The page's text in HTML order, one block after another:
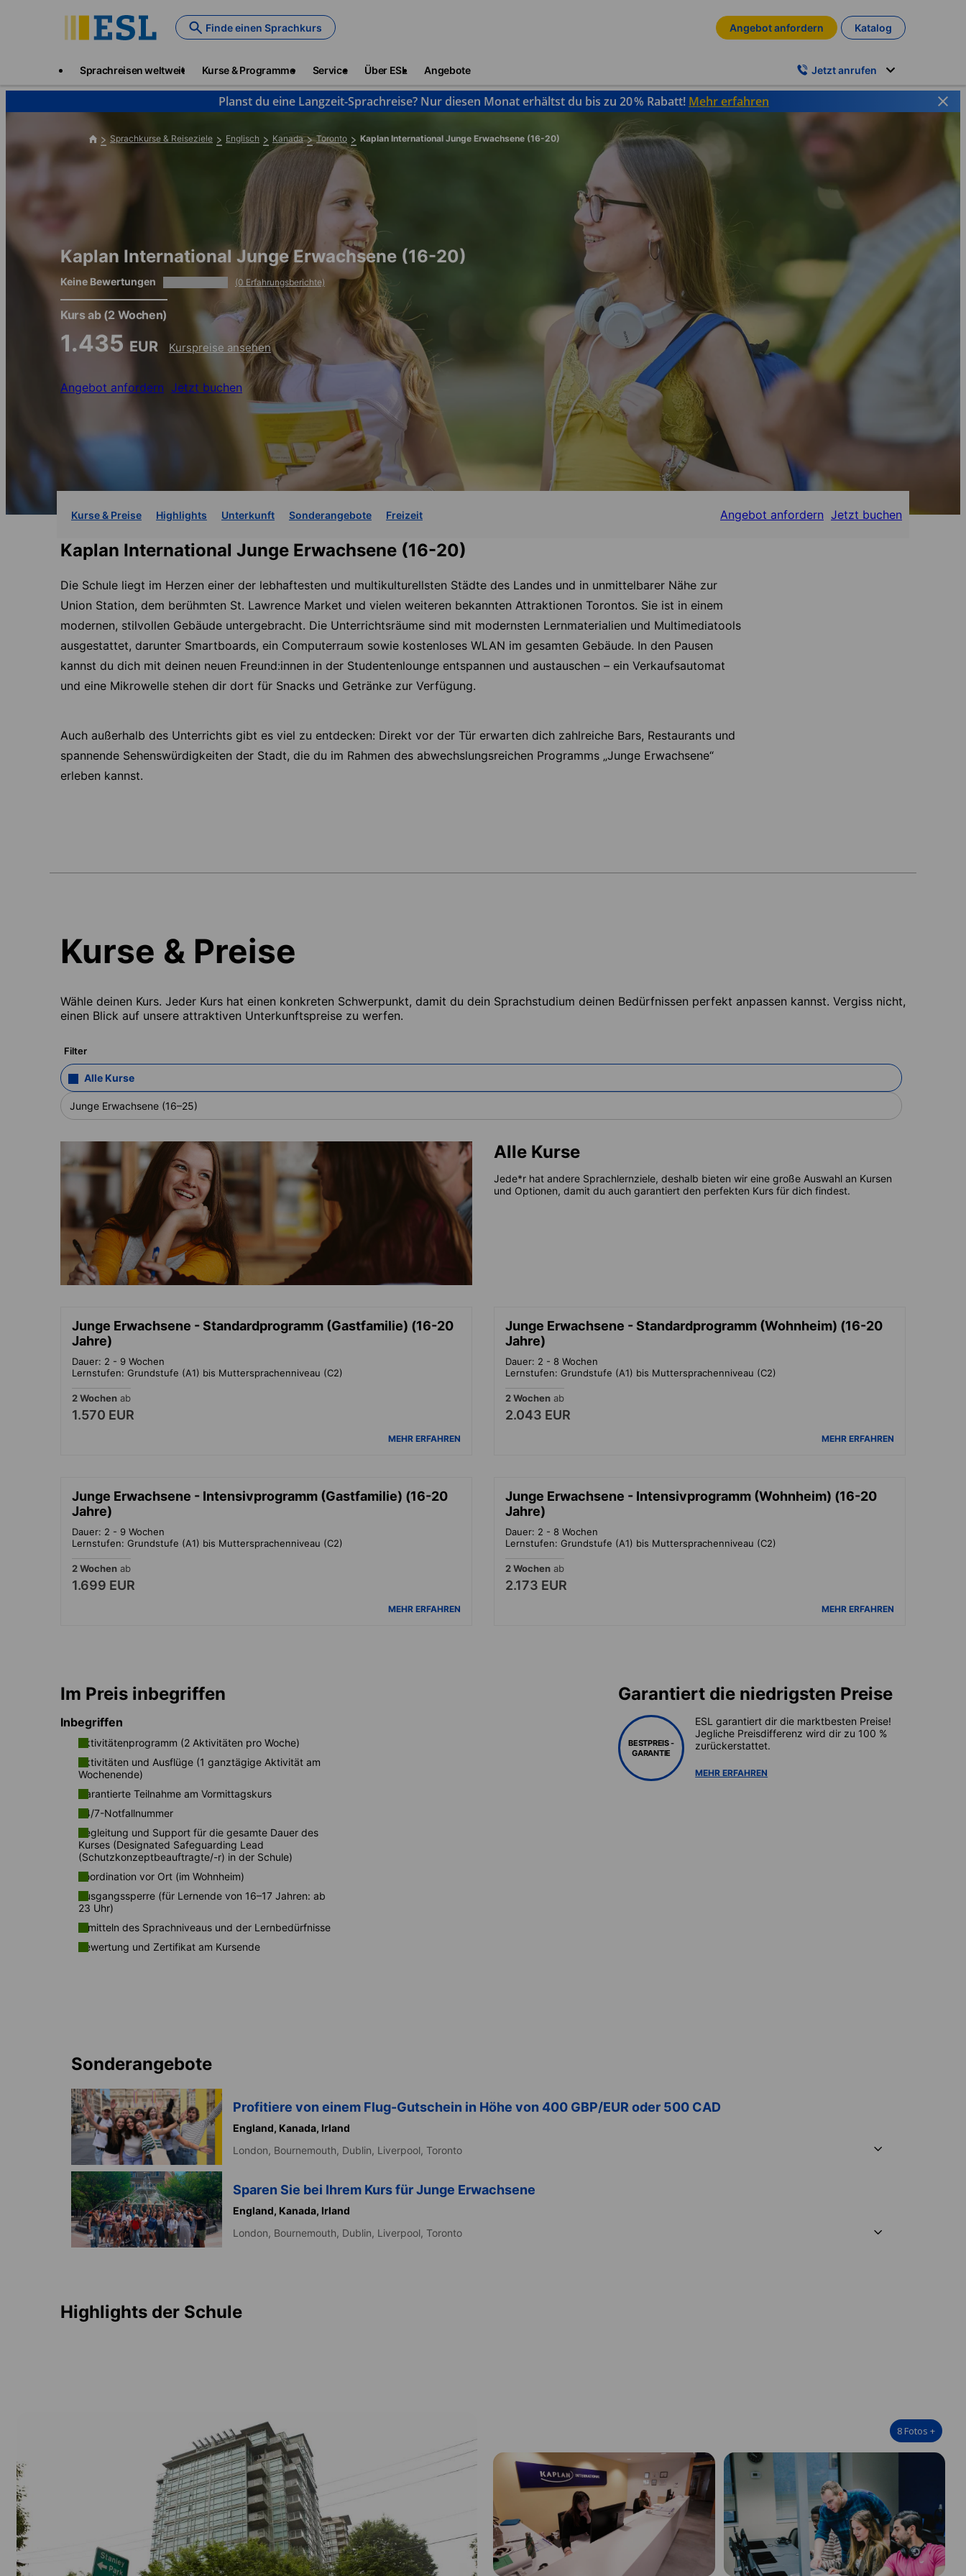
Finde einen Sprachkurs Angebot anfordern Katalog
Sprachreisen weltweit Kurse & Programme Service Über ESL Angebote Jetzt anrufen
Planst du eine Langzeit-Sprachreise? Nur diesen Monat erhältst du bis zu 20 % Rabatt! Mehr erfahren
Sprachkurse & Reiseziele Englisch Kanada Toronto Kaplan International Junge Erwachsene (16-20)
Kaplan International Junge Erwachsene (16-20)
Keine Bewertungen (0 Erfahrungsberichte)
Kurs ab (2 Wochen)
1.435 EUR Kurspreise ansehen
Angebot anfordern Jetzt buchen
Kurse & Preise Highlights Unterkunft Sonderangebote Freizeit Angebot anfordern Jetzt buchen
Kaplan International Junge Erwachsene (16-20)
Die Schule liegt im Herzen einer der lebhaftesten und multikulturellsten Städte des Landes und in unmittelbarer Nähe zur
Union Station, dem berühmten St. Lawrence Market und vielen weiteren bekannten Attraktionen Torontos. Sie ist in einem
modernen, stilvollen Gebäude untergebracht. Die Unterrichtsräume sind mit modernsten Lernmaterialien und Multimediatools
ausgestattet, darunter Smartboards, ein Computerraum sowie kostenloses WLAN im gesamten Gebäude. In den Pausen
kannst du dich mit deinen neuen Freund:innen in der Studentenlounge entspannen und austauschen – ein Verkaufsautomat
und eine Mikrowelle stehen dir dort für Snacks und Getränke zur Verfügung.
Auch außerhalb des Unterrichts gibt es viel zu entdecken: Direkt vor der Tür erwarten dich zahlreiche Bars, Restaurants und
spannende Sehenswürdigkeiten der Stadt, die du im Rahmen des abwechslungsreichen Programms „Junge Erwachsene“
erleben kannst.
Kurse & Preise
Wähle deinen Kurs. Jeder Kurs hat einen konkreten Schwerpunkt, damit du dein Sprachstudium deinen Bedürfnissen perfekt anpassen kannst. Vergiss nicht,
einen Blick auf unsere attraktiven Unterkunftspreise zu werfen.
Filter
Alle Kurse
Junge Erwachsene (16–25)
Alle Kurse
Jede*r hat andere Sprachlernziele, deshalb bieten wir eine große Auswahl an Kursen
und Optionen, damit du auch garantiert den perfekten Kurs für dich findest.
Junge Erwachsene - Standardprogramm (Gastfamilie) (16-20
Jahre)
Dauer: 2 - 9 Wochen
Lernstufen: Grundstufe (A1) bis Muttersprachenniveau (C2)
2 Wochen ab
1.570 EUR
MEHR ERFAHREN
Junge Erwachsene - Standardprogramm (Wohnheim) (16-20
Jahre)
Dauer: 2 - 8 Wochen
Lernstufen: Grundstufe (A1) bis Muttersprachenniveau (C2)
2 Wochen ab
2.043 EUR
MEHR ERFAHREN
Junge Erwachsene - Intensivprogramm (Gastfamilie) (16-20
Jahre)
Dauer: 2 - 9 Wochen
Lernstufen: Grundstufe (A1) bis Muttersprachenniveau (C2)
2 Wochen ab
1.699 EUR
MEHR ERFAHREN
Junge Erwachsene - Intensivprogramm (Wohnheim) (16-20
Jahre)
Dauer: 2 - 8 Wochen
Lernstufen: Grundstufe (A1) bis Muttersprachenniveau (C2)
2 Wochen ab
2.173 EUR
MEHR ERFAHREN
Im Preis inbegriffen
Inbegriffen
Aktivitätenprogramm (2 Aktivitäten pro Woche)
Aktivitäten und Ausflüge (1 ganztägige Aktivität am
Wochenende)
Garantierte Teilnahme am Vormittagskurs
24/7-Notfallnummer
Begleitung und Support für die gesamte Dauer des
Kurses (Designated Safeguarding Lead
(Schutzkonzeptbeauftragte/-r) in der Schule)
Koordination vor Ort (im Wohnheim)
Ausgangssperre (für Lernende von 16–17 Jahren: ab
23 Uhr)
Ermitteln des Sprachniveaus und der Lernbedürfnisse
Bewertung und Zertifikat am Kursende
Garantiert die niedrigsten Preise
BESTPREIS -
GARANTIE
ESL garantiert dir die marktbesten Preise!
Jegliche Preisdifferenz wird dir zu 100 %
zurückerstattet.
MEHR ERFAHREN
Sonderangebote
Profitiere von einem Flug-Gutschein in Höhe von 400 GBP/EUR oder 500 CAD
England, Kanada, Irland
London, Bournemouth, Dublin, Liverpool, Toronto
Sparen Sie bei Ihrem Kurs für Junge Erwachsene
England, Kanada, Irland
London, Bournemouth, Dublin, Liverpool, Toronto
Highlights der Schule
8 Fotos +